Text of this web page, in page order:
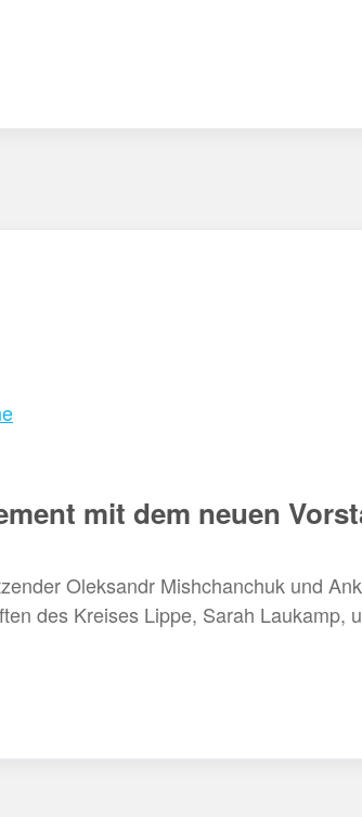
mit dem neuen
Oleksandr Mishchanchuk und
des Kreises Lippe, Sarah Laukamp,